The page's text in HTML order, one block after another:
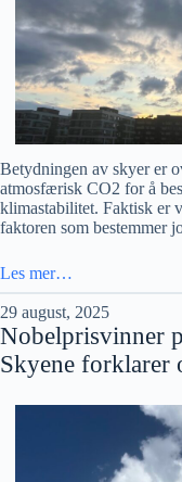
Betydningen av skyer er
atmosfærisk CO2 for å
klimastabilitet. Faktisk er
faktoren som bestemmer
Les mer…
29 august, 2025
Nobelprisvinner
Skyene forklarer